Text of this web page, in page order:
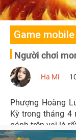
Game mobile
Người chơi
Ha Mi
Phượng Hoàng
Kỳ trong tháng 4
gánh trên vai là